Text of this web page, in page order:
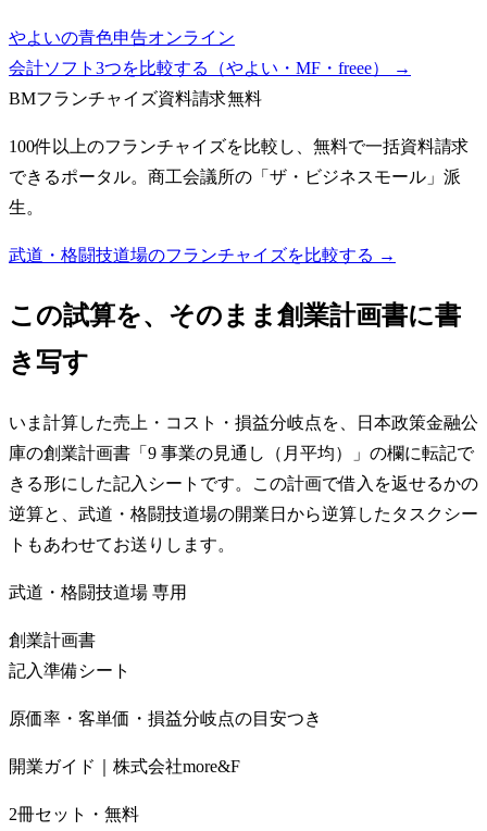
やよいの青色申告オンライン
会計ソフト3つを比較する（やよい・MF・freee）
→
BMフランチャイズ資料請求無料
100件以上のフランチャイズを比較し、無料で一括資料請求
できるポータル。商工会議所の「ザ・ビジネスモール」派
生。
武道・格闘技道場のフランチャイズを比較する →
この試算を、そのまま創業計画書に書
き写す
いま計算した売上・コスト・損益分岐点を、日本政策金融公
庫の創業計画書「9 事業の見通し（月平均）」の欄に転記で
きる形にした記入シートです。この計画で借入を返せるかの
逆算と、武道・格闘技道場の開業日から逆算したタスクシー
トもあわせてお送りします。
武道・格闘技道場 専用
創業計画書
記入準備シート
原価率・客単価・損益分岐点の目安つき
開業ガイド｜株式会社more&F
2冊セット・無料